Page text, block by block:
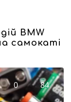
BMW
самокаті
0 84